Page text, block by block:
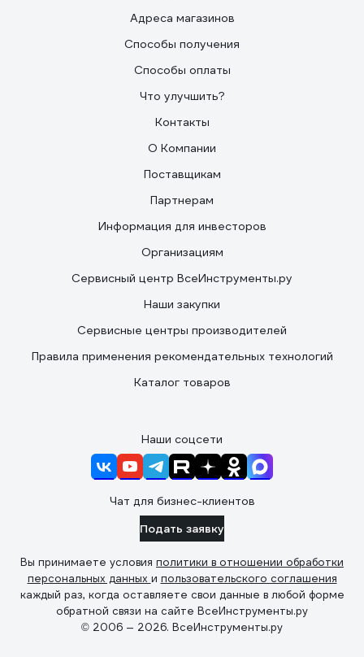
Адреса магазинов
Способы получения
Способы оплаты
Что улучшить?
Контакты
О Компании
Поставщикам
Партнерам
Информация для инвесторов
Организациям
Сервисный центр ВсеИнструменты.ру
Наши закупки
Сервисные центры производителей
Правила применения рекомендательных технологий
Каталог товаров
Наши соцсети
Чат для бизнес-клиентов
Подать заявку
Вы принимаете условия политики в отношении обработки
персональных данных и пользовательского соглашения
каждый раз, когда оставляете свои данные в любой форме
обратной связи на сайте ВсеИнструменты.ру
© 2006 — 2026. ВсеИнструменты.ру